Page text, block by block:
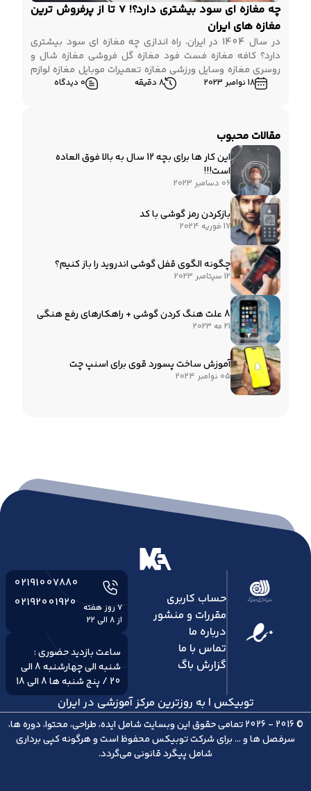
چه مغازه ای سود بیشتری دارد؟! 7 تا از پرفروش ترین
مغازه های ایران
در سال 1404 در ایران، راه اندازی چه مغازه ای سود بیشتری
دارد؟ کافه مغازه فست فود مغازه گل فروشی مغازه شال و
روسری مغازه وسایل ورزشی مغازه تعمیرات موبایل مغازه لوازم
جانبی خودرو هر وقت ایده راه اندازی یک مغازه به ذهن خطور
18 نوامبر 2023 8 دقیقه 0 دیدگاه
مقالات محبوب
این کار ها برای بچه 12 سال به بالا فوق العاده
است!!!
06 دسامبر 2023
بازکردن رمز گوشی با کد
17 فوریه 2024
چگونه الگوی قفل گوشی اندروید را باز کنیم؟
12 سپتامبر 2023
8 علت هنگ کردن گوشی + راهکارهای رفع هنگی
21 مه 2023
آموزش ساخت پسورد قوی برای اسنپ چت
05 نوامبر 2024
حساب کاربری
مقررات و منشور
درباره ما
تماس با ما
گزارش باگ
02191007880
02192001920
۷ روز هفته
از 8 الی 22
ساعت بازدید حضوری :
شنبه الی چهارشنبه 8 الی
20 / پنج شنبه ها 8 الی 18
توبیکس | به روزترین مرکز آموزشی در ایران
© 2016 - 2026 تمامی حقوق این وبسایت شامل ایده، طراحی، محتوا، دوره ها،
سرفصل ها و ... برای شرکتتوبیکسمحفوظ است و هرگونه کپی برداری
شامل پیگرد قانونی می‌گردد.